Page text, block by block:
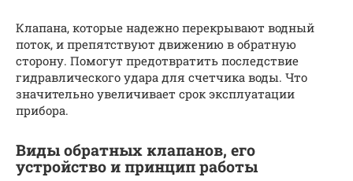
Клапана, которые надежно перекрывают водный
поток, и препятствуют движению в обратную
сторону. Помогут предотвратить последствие
гидравлического удара для счетчика воды. Что
значительно увеличивает срок эксплуатации
прибора.
Виды обратных клапанов, его
устройство и принцип работы